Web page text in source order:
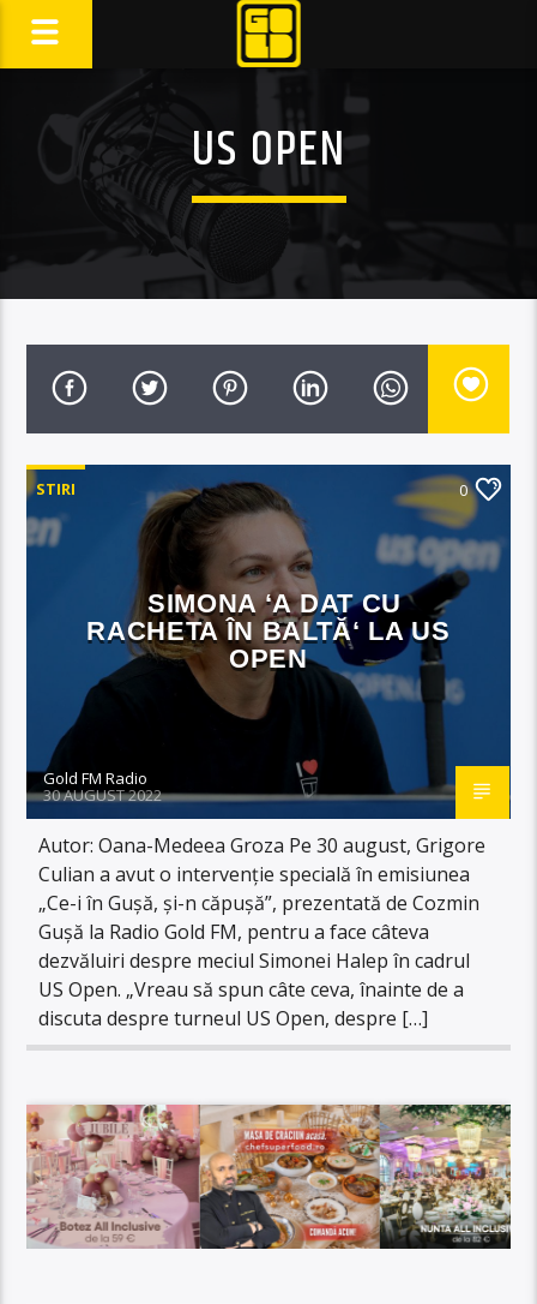
US OPEN
STIRI 0
SIMONA ‘A DAT CU
RACHETA ÎN BALTĂ‘ LA US
OPEN
Gold FM Radio
30 AUGUST 2022
Autor: Oana-Medeea Groza Pe 30 august, Grigore
Culian a avut o intervenție specială în emisiunea
„Ce-i în Gușă, și-n căpușă”, prezentată de Cozmin
Gușă la Radio Gold FM, pentru a face câteva
dezvăluiri despre meciul Simonei Halep în cadrul
US Open. „Vreau să spun câte ceva, înainte de a
discuta despre turneul US Open, despre […]